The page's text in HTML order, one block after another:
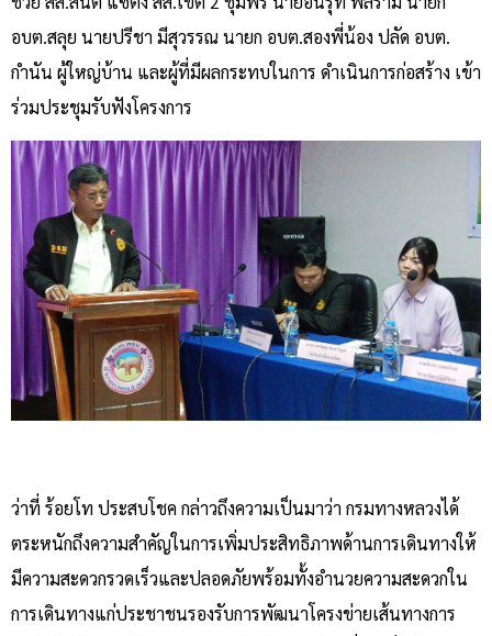
อบต.สลุย นายปรีชา มีสุวรรณ นายก อบต.สองพี่น้อง ปลัด อบต.
กำนัน ผู้ใหญ่บ้าน และผู้ที่มีผลกระทบในการ ดำเนินการก่อสร้าง เข้า
ร่วมประชุมรับฟังโครงการ
ว่าที่ ร้อยโท ประสบโชค กล่าวถึงความเป็นมาว่า กรมทางหลวงได้
ตระหนักถึงความสำคัญในการเพิ่มประสิทธิภาพด้านการเดินทางให้
มีความสะดวกรวดเร็วและปลอดภัยพร้อมทั้งอำนวยความสะดวกใน
การเดินทางแก่ประชาชนรองรับการพัฒนาโครงข่ายเส้นทางการ